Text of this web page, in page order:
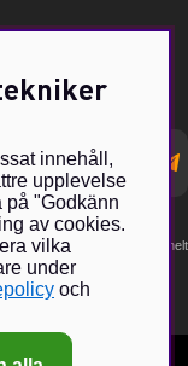
e-post!*
Din prenumeration är helt
innehåll,
upplevelse
på "Godkänn
av cookies.
vilka
under
och